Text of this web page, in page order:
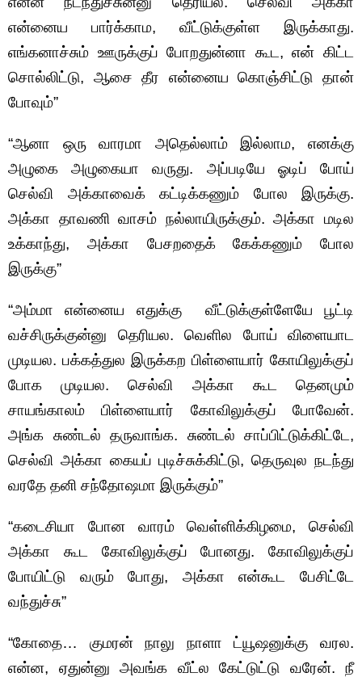
என்னைய பார்க்காம, வீட்டுக்குள்ள இருக்காது.
எங்கனாச்சும் ஊருக்குப் போறதுன்னா கூட, என் கிட்ட
சொல்லிட்டு, ஆசை தீர என்னைய கொஞ்சிட்டு தான்
போவும்”
“ஆனா ஒரு வாரமா அதெல்லாம் இல்லாம, எனக்கு
அழுகை அழுகையா வருது. அப்படியே ஓடிப் போய்
செல்வி அக்காவைக் கட்டிக்கணும் போல இருக்கு.
அக்கா தாவணி வாசம் நல்லாயிருக்கும். அக்கா மடில
உக்காந்து, அக்கா பேசறதைக் கேக்கணும் போல
இருக்கு”
“அம்மா என்னைய எதுக்கு வீட்டுக்குள்ளேயே பூட்டி
வச்சிருக்குன்னு தெரியல. வெளில போய் விளையாட
முடியல. பக்கத்துல இருக்கற பிள்ளையார் கோயிலுக்குப்
போக முடியல. செல்வி அக்கா கூட தெனமும்
சாயங்காலம் பிள்ளையார் கோவிலுக்குப் போவேன்.
அங்க சுண்டல் தருவாங்க. சுண்டல் சாப்பிட்டுக்கிட்டே,
செல்வி அக்கா கையப் புடிச்சுக்கிட்டு, தெருவுல நடந்து
வரதே தனி சந்தோஷமா இருக்கும்”
“கடைசியா போன வாரம் வெள்ளிக்கிழமை, செல்வி
அக்கா கூட கோவிலுக்குப் போனது. கோவிலுக்குப்
போயிட்டு வரும் போது, அக்கா என்கூட பேசிட்டே
வந்துச்சு”
“கோதை… குமரன் நாலு நாளா ட்யூஷனுக்கு வரல.
என்ன, ஏதுன்னு அவங்க வீட்ல கேட்டுட்டு வரேன். நீ